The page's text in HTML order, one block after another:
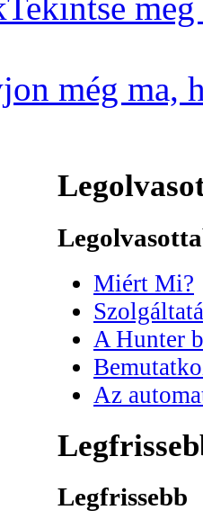
még ma,
Miért Mi?
A Hunter
Az
Legfrissebb